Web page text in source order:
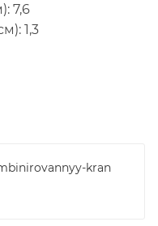
7,6
1,3
kran